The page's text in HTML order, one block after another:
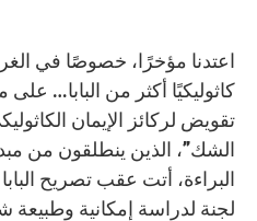
اعتدنا مؤخرًا، خصوصًا في
كاثوليكيًا أكثر من البابا…
تقويض لركائز الإيمان
الشك”، الذين ينطلقون من
البراءة، أتت عقب تصريح
لجنة لدراسة إمكانية وطبيعة